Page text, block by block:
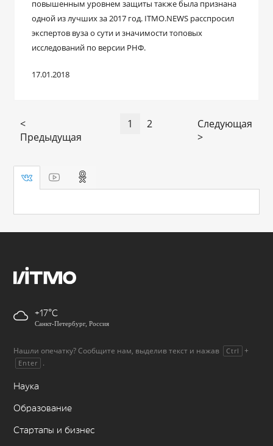
повышенным уровнем защиты также была признана
одной из лучших за 2017 год. ITMO.NEWS расспросил
экспертов вуза о сути и значимости топовых
исследований по версии РНФ.
17.01.2018
<
Предыдущая
1 2
Следующая
>
+17
Санкт-Петербург, Россия
Нашли опечатку? Сообщите нам, выделив текст и нажав Ctrl +
Enter .
Наука
Образование
Стартапы и бизнес